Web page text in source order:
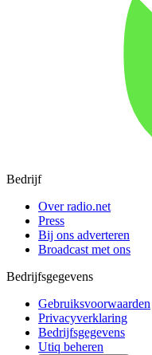
Bedrijf
Over radio.net
Press
Bij ons adverteren
Broadcast met ons
Bedrijfsgegevens
Gebruiksvoorwaarden
Privacyverklaring
Bedrijfsgegevens
Utiq beheren